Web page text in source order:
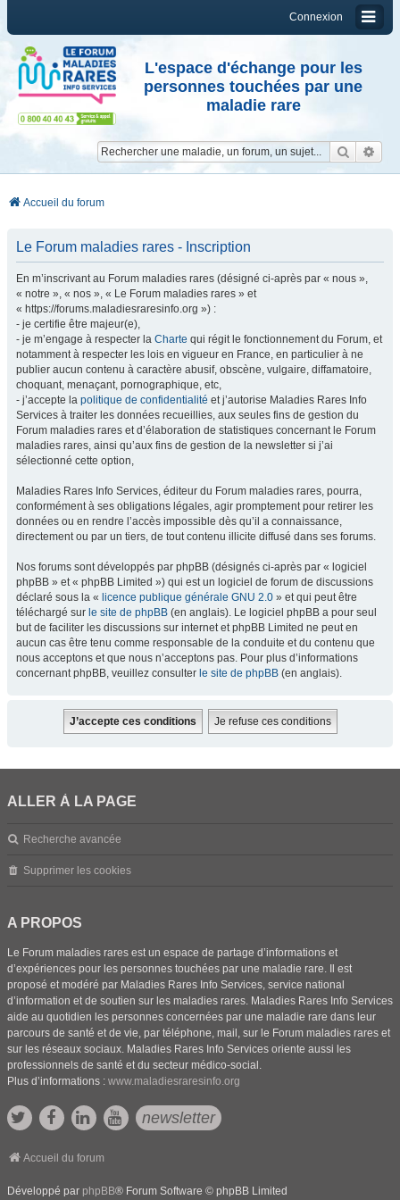
Connexion
L'espace d'échange pour les
personnes touchées par une
maladie rare
Accueil du forum
Le Forum maladies rares - Inscription
En m’inscrivant au Forum maladies rares (désigné ci-après par « nous »,
« notre », « nos », « Le Forum maladies rares » et
« https://forums.maladiesraresinfo.org ») :
- je certifie être majeur(e),
- je m’engage à respecter la Charte qui régit le fonctionnement du Forum, et
notamment à respecter les lois en vigueur en France, en particulier à ne
publier aucun contenu à caractère abusif, obscène, vulgaire, diffamatoire,
choquant, menaçant, pornographique, etc,
- j’accepte la politique de confidentialité et j’autorise Maladies Rares Info
Services à traiter les données recueillies, aux seules fins de gestion du
Forum maladies rares et d’élaboration de statistiques concernant le Forum
maladies rares, ainsi qu’aux fins de gestion de la newsletter si j’ai
sélectionné cette option,
Maladies Rares Info Services, éditeur du Forum maladies rares, pourra,
conformément à ses obligations légales, agir promptement pour retirer les
données ou en rendre l’accès impossible dès qu’il a connaissance,
directement ou par un tiers, de tout contenu illicite diffusé dans ses forums.
Nos forums sont développés par phpBB (désignés ci-après par « logiciel
phpBB » et « phpBB Limited ») qui est un logiciel de forum de discussions
déclaré sous la « licence publique générale GNU 2.0 » et qui peut être
téléchargé sur le site de phpBB (en anglais). Le logiciel phpBB a pour seul
but de faciliter les discussions sur internet et phpBB Limited ne peut en
aucun cas être tenu comme responsable de la conduite et du contenu que
nous acceptons et que nous n’acceptons pas. Pour plus d’informations
concernant phpBB, veuillez consulter le site de phpBB (en anglais).
ALLER À LA PAGE
Recherche avancée
Supprimer les cookies
A PROPOS
Le Forum maladies rares est un espace de partage d’informations et
d’expériences pour les personnes touchées par une maladie rare. Il est
proposé et modéré par Maladies Rares Info Services, service national
d’information et de soutien sur les maladies rares. Maladies Rares Info Services
aide au quotidien les personnes concernées par une maladie rare dans leur
parcours de santé et de vie, par téléphone, mail, sur le Forum maladies rares et
sur les réseaux sociaux. Maladies Rares Info Services oriente aussi les
professionnels de santé et du secteur médico-social.
Plus d’informations : www.maladiesraresinfo.org
newsletter
Accueil du forum
Développé par phpBB® Forum Software © phpBB Limited